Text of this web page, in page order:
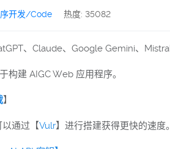
开发/Code 热度: 35082
、Claude、Google Gemini、
构建 AIGC Web 应用程序。
】
通过【Vulr】进行搭建获得更快的速度。